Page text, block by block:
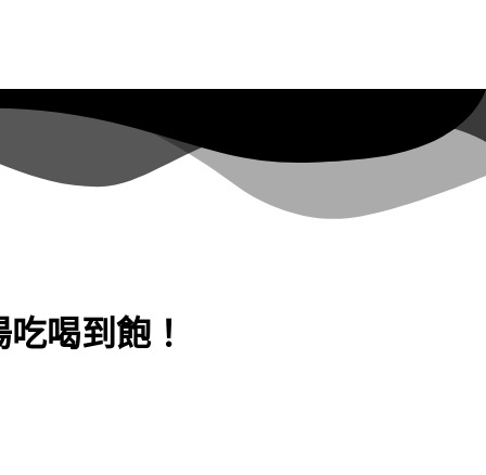
喝到飽！